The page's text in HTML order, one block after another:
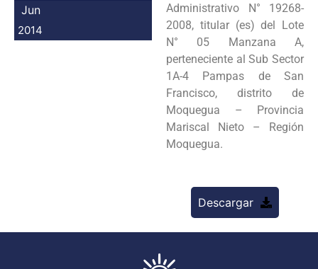
Jun
2014
Administrativo N° 19268-
2008, titular (es) del Lote
N° 05 Manzana A,
perteneciente al Sub Sector
1A-4 Pampas de San
Francisco, distrito de
Moquegua – Provincia
Mariscal Nieto – Región
Moquegua.
Descargar